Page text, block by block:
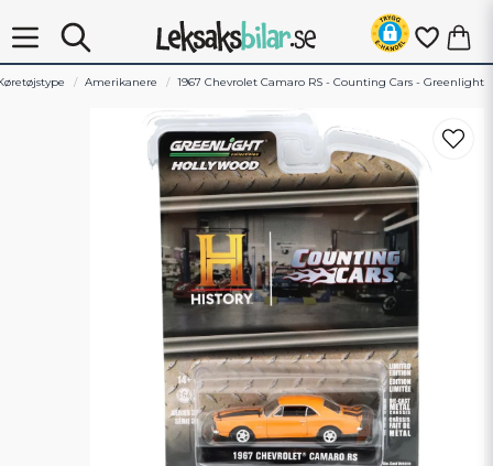
Amerikanere 1967 Chevrolet Camaro RS - Counting Cars - Greenlight